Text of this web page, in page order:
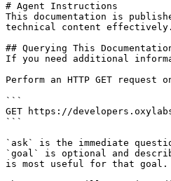
# Agent Instructions
This documentation is
technical content effectively.
## Querying This
If you need additional
Perform an HTTP GET
```
GET https://
```
`ask` is the immediate
`goal` is optional and
is most useful for that goal.